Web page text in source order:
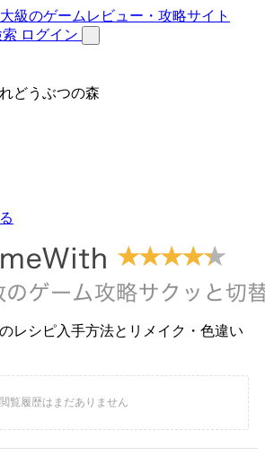
ログイン
どうぶつの森
レシピ入手方法とリメイク・色違い